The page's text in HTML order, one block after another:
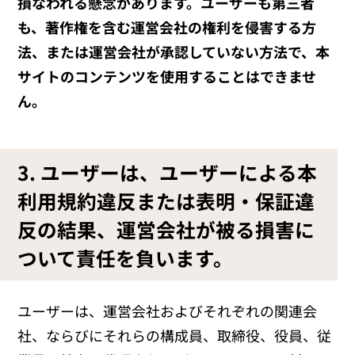
も、著作権を含む運営会社の権利を侵害する方
法、または運営会社が承認していない方法で、本
サイトのコンテンツを使用することはできませ
ん。
3. ユーザーは、ユーザーによる本
利用規約違反または表明・保証違
反の結果、運営会社が被る損害に
ついて責任を負います。
ユーザーは、運営会社およびそれぞれの関連会
社、ならびにそれらの構成員、取締役、役員、従